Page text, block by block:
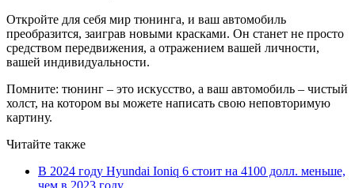
Откройте для себя мир тюнинга, и ваш автомобиль
преобразится, заиграв новыми красками. Он станет не просто
средством передвижения, а отражением вашей личности,
вашей индивидуальности.
Помните: тюнинг – это искусство, а ваш автомобиль – чистый
холст, на котором вы можете написать свою неповторимую
картину.
Читайте также
В 2024 году Hyundai Ioniq 6 стоит на 4100 долл. меньше,
чем в 2023 году